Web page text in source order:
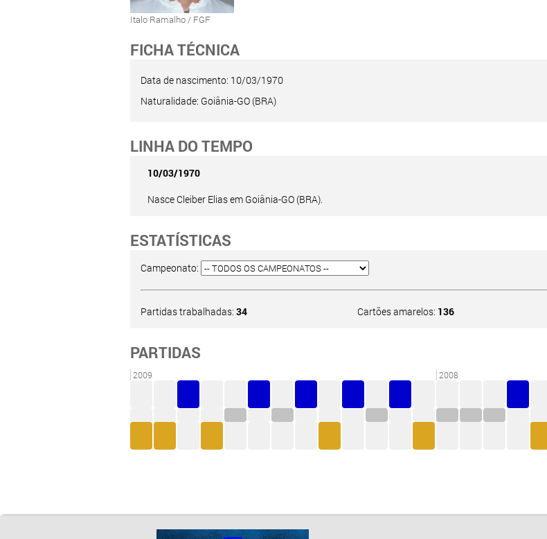
Italo Ramalho / FGF
FICHA TÉCNICA
Data de nascimento: 10/03/1970
Naturalidade: Goiânia-GO (BRA)
LINHA DO TEMPO
10/03/1970
Nasce Cleiber Elias em Goiânia-GO (BRA).
ESTATÍSTICAS
Campeonato:
Partidas trabalhadas: 34 Cartões amarelos: 136
PARTIDAS
2009 2008